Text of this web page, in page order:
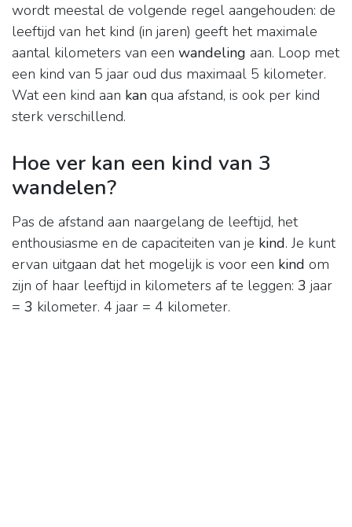
wordt meestal de volgende regel aangehouden: de
leeftijd van het kind (in jaren) geeft het maximale
aantal kilometers van een wandeling aan. Loop met
een kind van 5 jaar oud dus maximaal 5 kilometer.
Wat een kind aan kan qua afstand, is ook per kind
sterk verschillend.
Hoe ver kan een kind van 3
wandelen?
Pas de afstand aan naargelang de leeftijd, het
enthousiasme en de capaciteiten van je kind. Je kunt
ervan uitgaan dat het mogelijk is voor een kind om
zijn of haar leeftijd in kilometers af te leggen: 3 jaar
= 3 kilometer. 4 jaar = 4 kilometer.